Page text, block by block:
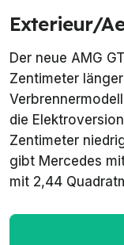
Exterieur/
Der neue AMG
Zentimeter
die
Zentimeter
gibt Mercedes
mit 2,44